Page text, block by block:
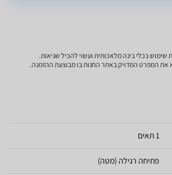
שימוש בכלי בינה מלאכותית ועשוי להכיל שגיאות.
את המפרט המדויק באתר החנות בו מבוצעת ההזמנה.
1 תאים
פתיחה רגילה (מטה)